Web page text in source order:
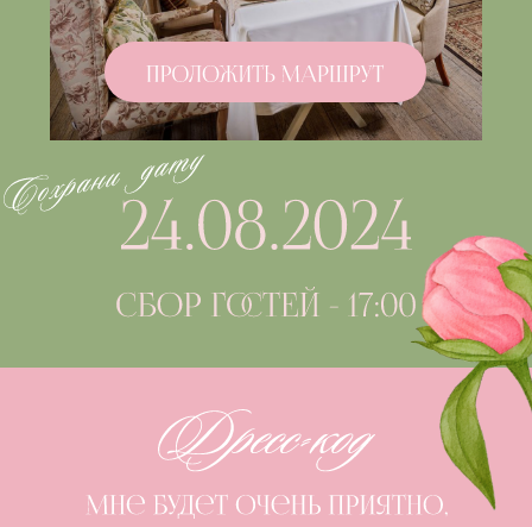
Я приду/Мы придем
Прийти не получится
Соглашаюсь на обработку
персональных данных
Отправить